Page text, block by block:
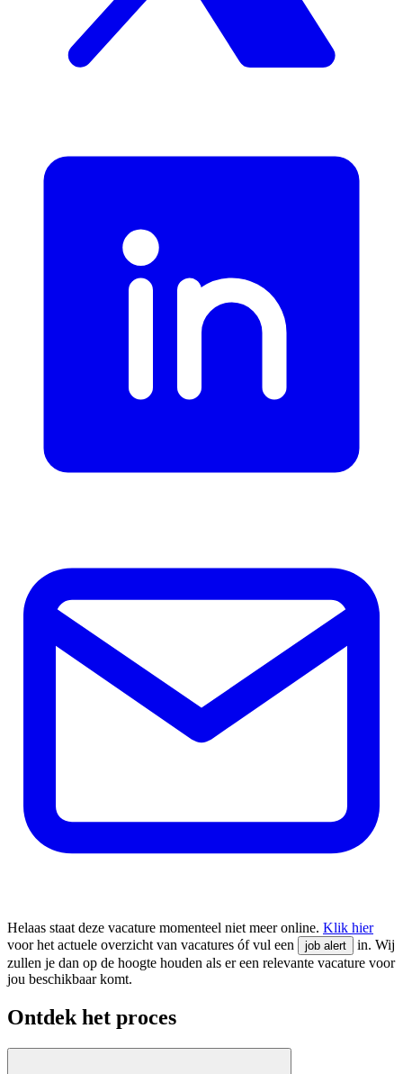
Helaas staat deze vacature momenteel niet meer online. Klik hier
voor het actuele overzicht van vacatures óf vul een
job alert
in. Wij
zullen je dan op de hoogte houden als er een relevante vacature voor
jou beschikbaar komt.
Ontdek het proces